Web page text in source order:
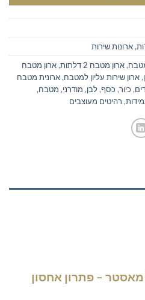
,ארונות שירות
,ארון מטבח 2 דלתות ,ארון מטבח
,ארון שירות עליון למטבח,ארונית מטבח
, כיור, כסף,לבן, מודרני, מטבח,
, רהיטים מעוצבים
מאסטר – פתרון אחסון